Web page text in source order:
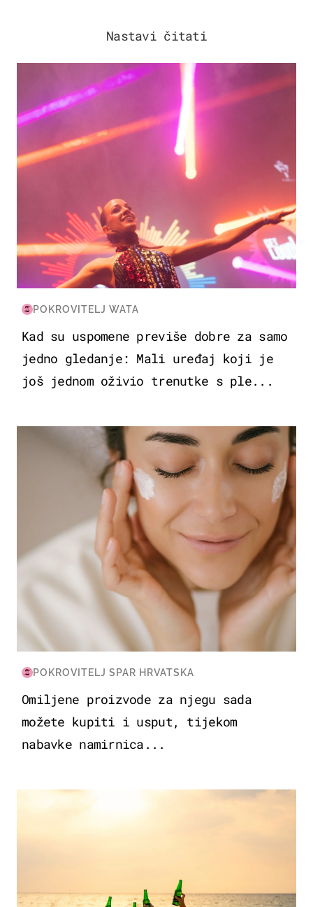
Nastavi čitati
KULTURA & ZABAVA
POKROVITELJ WATA
Kad su uspomene previše dobre za samo
jedno gledanje: Mali uređaj koji je
još jednom oživio trenutke s ple...
MODA & LJEPOTA
POKROVITELJ SPAR HRVATSKA
Omiljene proizvode za njegu sada
možete kupiti i usput, tijekom
nabavke namirnica...